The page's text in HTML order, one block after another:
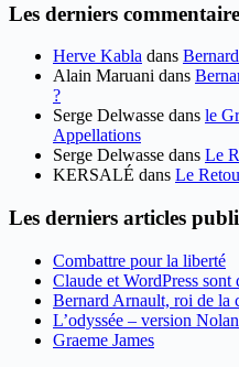
Les derniers
Herve Kabla dans
Alain Maruani dans
?
Serge Delwasse dans le
Appellations
Serge Delwasse dans Le
KERSALÉ dans Le
Les derniers articles
Combattre pour la liberté
Claude et WordPress
Bernard Arnault, roi de la
L’odyssée – version Nolan
Graeme James